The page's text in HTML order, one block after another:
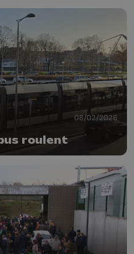
08/02/2026
roulent